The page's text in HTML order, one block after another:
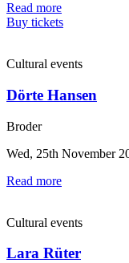
Read more
Buy tickets
Cultural events
Dörte Hansen
Broder
Wed, 25th November
Read more
Cultural events
Lara Rüter